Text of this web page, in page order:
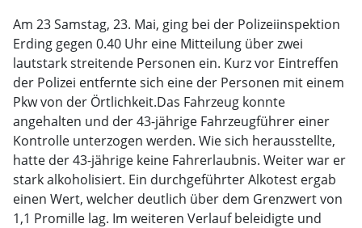
Am 23 Samstag, 23. Mai, ging bei der Polizeiinspektion
Erding gegen 0.40 Uhr eine Mitteilung über zwei
lautstark streitende Personen ein. Kurz vor Eintreffen
der Polizei entfernte sich eine der Personen mit einem
Pkw von der Örtlichkeit.Das Fahrzeug konnte
angehalten und der 43-jährige Fahrzeugführer einer
Kontrolle unterzogen werden. Wie sich herausstellte,
hatte der 43-jährige keine Fahrerlaubnis. Weiter war er
stark alkoholisiert. Ein durchgeführter Alkotest ergab
einen Wert, welcher deutlich über dem Grenzwert von
1,1 Promille lag. Im weiteren Verlauf beleidigte und